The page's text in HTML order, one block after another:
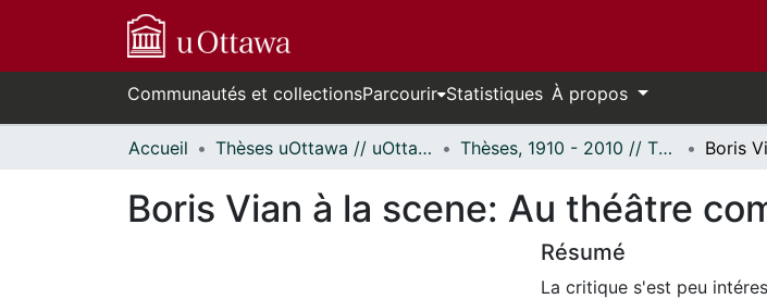
Communautés et collectionsParcourir Statistiques À propos
Accueil Thèses uOttawa // uOttawa Theses Thèses, 1910 - 2010 // Theses, 1910 - 2010
Boris Vian à la scene: Au théâtre
Résumé
La critique s'est peu